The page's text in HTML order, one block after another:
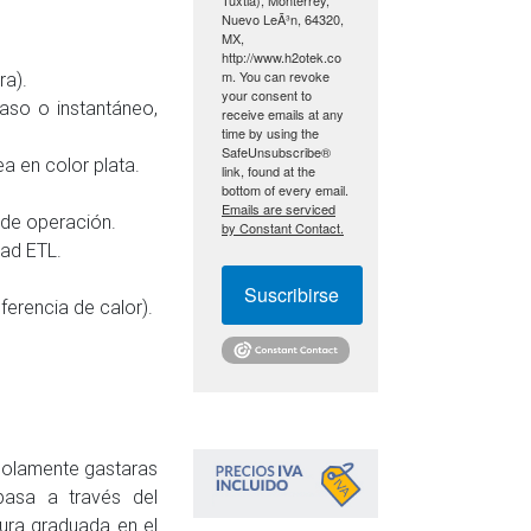
o instantáneo,
en color plata.
operación.
ETL.
de calor).
gastaras
a través del
graduada en el
Nuevo LeÃ³n, 64320,
MX,
http://www.h2otek.co
m. You can revoke
your consent to
receive emails at any
time by using the
SafeUnsubscribe®
link, found at the
bottom of every email.
Emails are serviced
by Constant Contact.
Suscribirse